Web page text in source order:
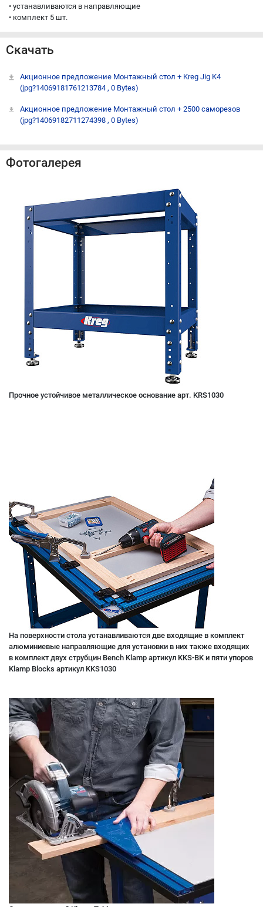
• устанавливаются в направляющие
• комплект 5 шт.
Скачать
Акционное предложение Монтажный стол + Kreg Jig K4
(jpg?14069181761213784 , 0 Bytes)
Акционное предложение Монтажный стол + 2500 саморезов
(jpg?14069182711274398 , 0 Bytes)
Фотогалерея
Прочное устойчивое металлическое основание арт. KRS1030
На поверхности стола устанавливаются две входящие в комплект
алюминиевые направляющие для установки в них также входящих
в комплект двух струбцин Bench Klamp артикул KKS-BK и пяти упоров
Klamp Blocks артикул KKS1030